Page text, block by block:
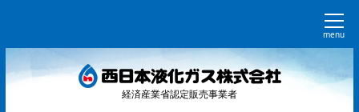
menu
経済産業省認定販売事業者